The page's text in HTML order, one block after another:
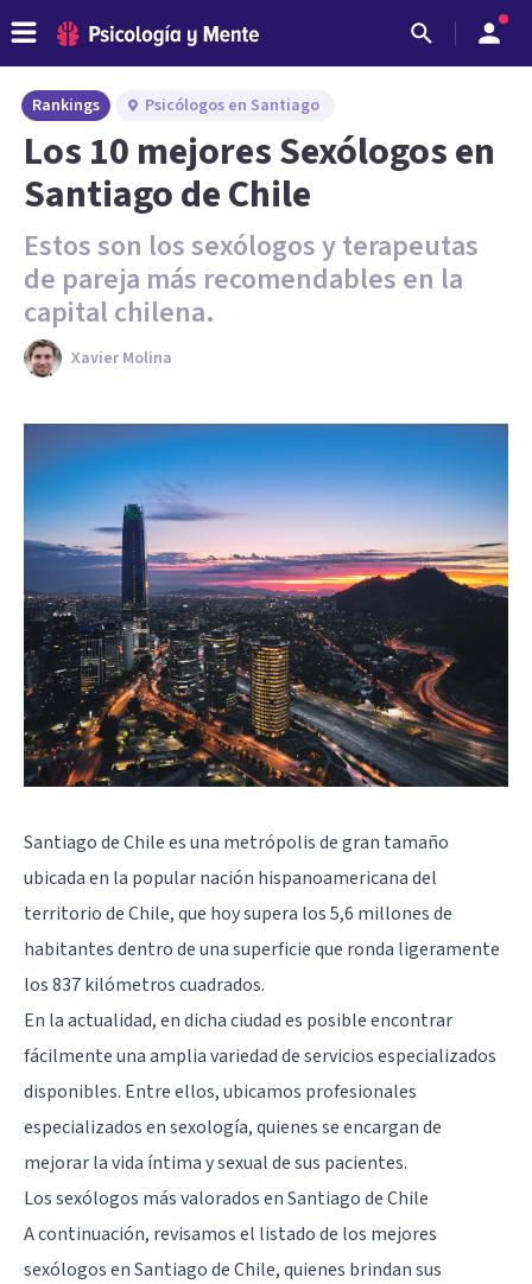
Rankings Psicólogos en Santiago
Los 10 mejores Sexólogos en
Santiago de Chile
Estos son los sexólogos y terapeutas
de pareja más recomendables en la
capital chilena.
Xavier Molina
Santiago de Chile es una metrópolis de gran tamaño
ubicada en la popular nación hispanoamericana del
territorio de Chile, que hoy supera los 5,6 millones de
habitantes dentro de una superficie que ronda ligeramente
los 837 kilómetros cuadrados.
En la actualidad, en dicha ciudad es posible encontrar
fácilmente una amplia variedad de servicios especializados
disponibles. Entre ellos, ubicamos profesionales
especializados en sexología, quienes se encargan de
mejorar la vida íntima y sexual de sus pacientes.
Los sexólogos más valorados en Santiago de Chile
A continuación, revisamos el listado de los mejores
sexólogos en Santiago de Chile, quienes brindan sus